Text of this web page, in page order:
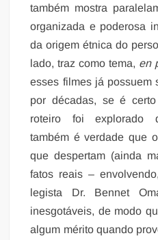
também mostra
organizada e poderosa
da origem étnica do
lado, traz como tema, en
esses filmes já possuem
por décadas, se é
roteiro foi explorado
também é verdade que
que despertam (ainda
fatos reais –
legista Dr. Bennet
inesgotáveis, de modo
algum mérito quando